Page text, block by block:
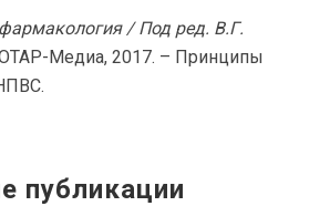
/ Под ред. В.Г.
Медиа, 2017. – Принципы
публикации